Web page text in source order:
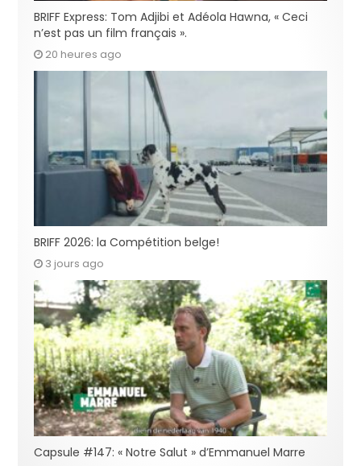
BRIFF Express: Tom Adjibi et Adéola Hawna, « Ceci
n’est pas un film français ».
20 heures ago
BRIFF 2026: la Compétition belge!
3 jours ago
Capsule #147: « Notre Salut » d’Emmanuel Marre